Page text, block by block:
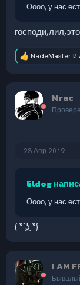
Оооо, у нас
Р
и
и
NadeMasterи
Mrac
23 Апр 2019
lildog
Оооо, у нас
( ͡° ͜ʖ ͡°)
I AM